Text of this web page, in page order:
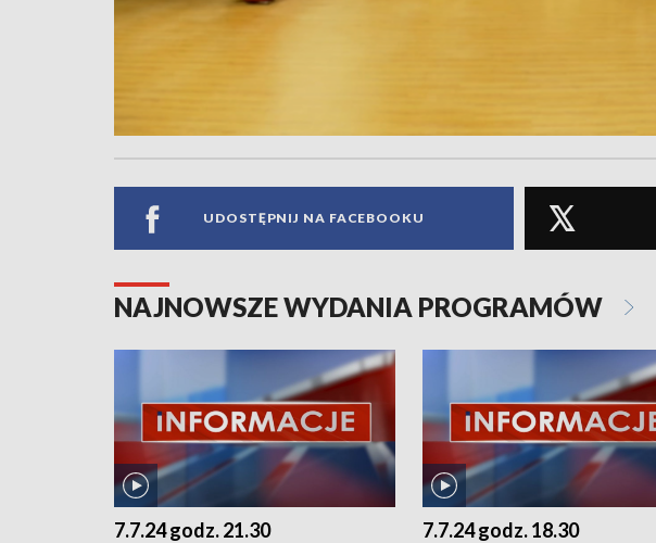
UDOSTĘPNIJ NA FACEBOOKU
NAJNOWSZE WYDANIA PROGRAMÓW
7.7.24 godz. 21.30 7.7.24 godz. 18.30